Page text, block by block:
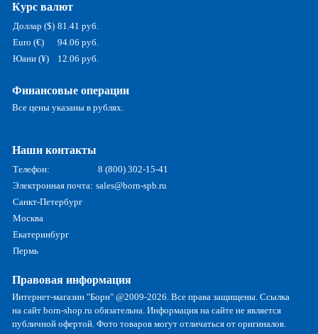
Курс валют
Доллар ($) 81.41 руб.
Euro (€)
94.06 руб.
Юани (¥)
12.06 руб.
Финансовые операции
Все цены указаны в рублях.
Наши контакты
Телефон:
8 (800) 302-15-41
Электронная почта: sales@born-spb.ru
Санкт-Петербург
Москва
Екатеринбург
Пермь
Правовая информация
Интернет-магазин "Борн" @2009-2026. Все права защищены. Ссылка
на сайт born-shop.ru обязательна. Информация на сайте не является
публичной офертой. Фото товаров могут отличаться от оригиналов.